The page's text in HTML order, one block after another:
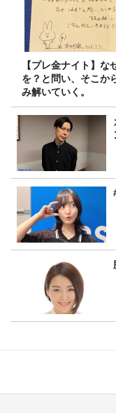
【プレ金ナイト】な
を？と問い、そこか
み解いていく。